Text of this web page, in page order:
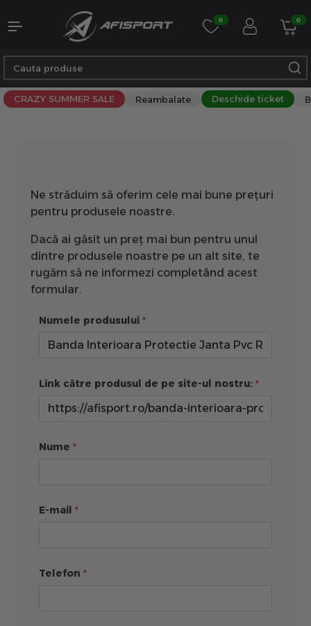
0 0
CRAZY SUMMER SALE Reambalate Deschide ticket
Ne străduim să oferim cele mai bune prețuri
pentru produsele noastre.
Dacă ai găsit un preț mai bun pentru unul
dintre produsele noastre pe un alt site, te
rugăm să ne informezi completând acest
formular.
Numele produsului
Link către produsul de pe site-ul nostru:
Nume
E-mail
Telefon